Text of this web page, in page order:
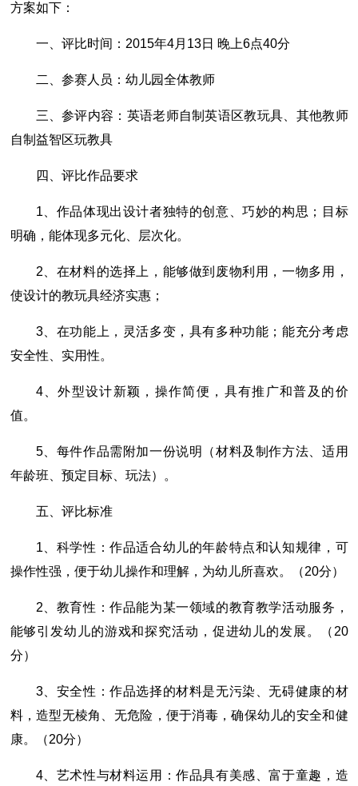
方案如下：
一、评比时间：2015年4月13日 晚上6点40分
二、参赛人员：幼儿园全体教师
三、参评内容：英语老师自制英语区教玩具、其他教师
自制益智区玩教具
四、评比作品要求
1、作品体现出设计者独特的创意、巧妙的构思；目标
明确，能体现多元化、层次化。
2、在材料的选择上，能够做到废物利用，一物多用，
使设计的教玩具经济实惠；
3、在功能上，灵活多变，具有多种功能；能充分考虑
安全性、实用性。
4、外型设计新颖，操作简便，具有推广和普及的价
值。
5、每件作品需附加一份说明（材料及制作方法、适用
年龄班、预定目标、玩法）。
五、评比标准
1、科学性：作品适合幼儿的年龄特点和认知规律，可
操作性强，便于幼儿操作和理解，为幼儿所喜欢。（20分）
2、教育性：作品能为某一领域的教育教学活动服务，
能够引发幼儿的游戏和探究活动，促进幼儿的发展。（20
分）
3、安全性：作品选择的材料是无污染、无碍健康的材
料，造型无棱角、无危险，便于消毒，确保幼儿的安全和健
康。（20分）
4、艺术性与材料运用：作品具有美感、富于童趣，造